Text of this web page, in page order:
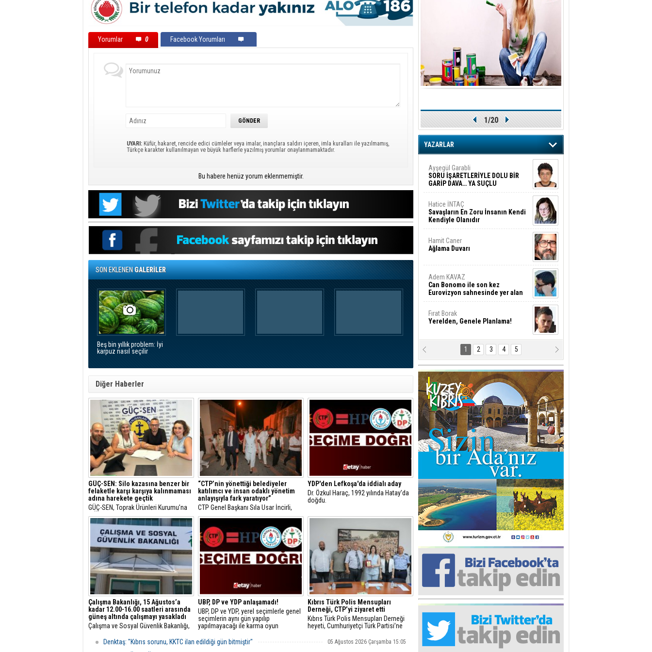
Yorumlar 0 Facebook Yorumları
UYARI: Küfür, hakaret, rencide edici cümleler veya imalar, inançlara saldırı içeren, imla kuralları ile yazılmamış,
Türkçe karakter kullanılmayan ve büyük harflerle yazılmış yorumlar onaylanmamaktadır.
Bu habere henüz yorum eklenmemiştir.
SON EKLENENGALERİLER
Beş bin yıllık problem: İyi
karpuz nasıl seçilir
Diğer Haberler
GÜÇ-SEN: Silo kazasına benzer bir
felaketle karşı karşıya kalınmaması
adına harekete geçtik
GÜÇ-SEN, Toprak Ürünleri Kurumu’na
(TÜK) ait silodakine benzer bir
felaketle karşı karşıya kalınmaması
adına harekete geçtiklerini, üyelerinin
iş sağlığı ve güvenliği konusunda
bilinçlendirilmesi amacıyla
Gazimağusa Limanı’dan başlayacak
eğitimler düzen
“CTP’nin yönettiği belediyeler
katılımcı ve insan odaklı yönetim
anlayışıyla fark yaratıyor”
CTP Genel Başkanı Sıla Usar İncirli,
“CTP’nin yönettiği belediyeler katılımcı
fark yaratıyor” dedi.
YDP'den Lefkoşa'da iddialı aday
Dr. Özkul Haraç, 1992 yılında Hatay’da
doğdu.
Çalışma Bakanlığı, 15 Ağustos’a
kadar 12.00-16.00 saatleri arasında
güneş altında çalışmayı yasakladı
Çalışma ve Sosyal Güvenlik Bakanlığı,
sıcaklığı tahminleri nedeniyle
bugünden itibaren 15 Ağustos’a kadar
UBP, DP ve YDP anlaşamadı!
UBP, DP ve YDP, yerel seçimlerle genel
seçimlerin aynı gün yapılıp
yapılmayacağı ile karma oyun
karar alınmadığını açıkladı.
Kıbrıs Türk Polis Mensupları
Derneği, CTP’yi ziyaret etti
Kıbrıs Türk Polis Mensupları Derneği
heyeti, Cumhuriyetçi Türk Partisi’ne
bulundu.
Denktaş: "Kıbrıs sorunu, KKTC ilan edildiği gün bitmiştir" 05 Ağustos 2026 Çarşamba 15:05
1/20
YAZARLAR
Ayşegül Garabli
SORU İŞARETLERİYLE DOLU BİR
GARİP DAVA… YA SUÇLU
DEĞİLSE???
Hatice İNTAÇ
Savaşların En Zoru İnsanın Kendi
Kendiyle Olanıdır
Hamit Caner
Ağlama Duvarı
Adem KAVAZ
Can Bonomo ile son kez
Eurovizyon sahnesinde yer alan
Türkiye 10 yıl aradan sonra
Fırat Borak
Yerelden, Genele Planlama!
Erkut YILMABAŞAR
Bayrak tartışmaları ve ihalesiz
işler!
Arif Alasya
2015 SONRASI VE AKINCI.
Fatma Baysal
SURLAR İÇİ’NDE KOLAYDIR ÖLMEK
Ediz TUNCEL
Göz göre göre…
Taner ULUTAŞ
İnşallah St. Lois ile Hakkaido
Adası gibi olmayız !...
Ali KİŞMİR
FIRSAT VE KORKU
Turgut ÇALICI
İki Lakırdı da benden!
Yrd. Doç. Ercan HOŞKARA
Yatırım Yapmazsan Var Olamazsın:
Hedefteki Kurum Kıb-Tek
Rana Sarro
Başıma gelen skandal olayı
1 2 3 4 5